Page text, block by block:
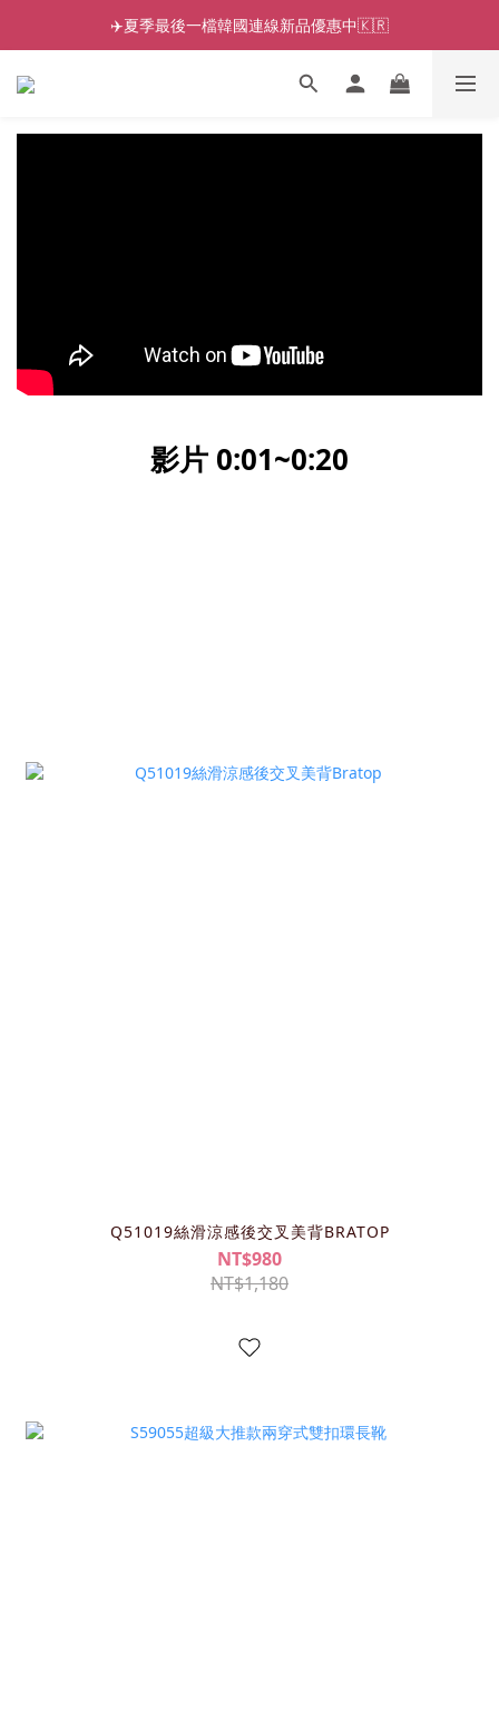
✈️夏季最後一檔韓國連線新品優惠中🇰🇷
影片 0:01~0:20
Q51019絲滑涼感後交叉美背BRATOP
NT$980
NT$1,180